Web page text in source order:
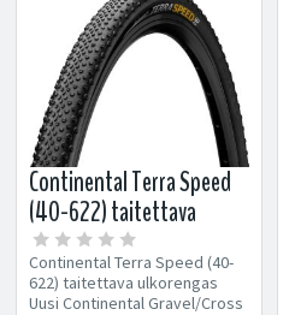
Continental Terra Speed
(40-622) taitettava
ulkorengas (Musta)
Continental Terra Speed (40-
622) taitettava ulkorengas
Uusi Continental Gravel/Cross